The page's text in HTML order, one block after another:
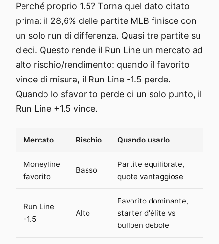
Perché proprio 1.5? Torna quel dato citato
prima: il 28,6% delle partite MLB finisce con
un solo run di differenza. Quasi tre partite su
dieci. Questo rende il Run Line un mercato ad
alto rischio/rendimento: quando il favorito
vince di misura, il Run Line -1.5 perde.
Quando lo sfavorito perde di un solo punto, il
Run Line +1.5 vince.
Mercato Rischio Quando usarlo
Moneyline
favorito
Basso
Partite equilibrate,
quote vantaggiose
Run Line
-1.5
Alto
Favorito dominante,
starter d'élite vs
bullpen debole